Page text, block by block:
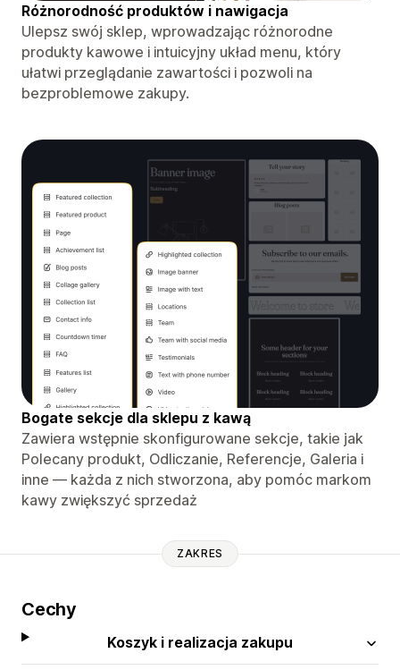
Różnorodność produktów i nawigacja
Ulepsz swój sklep, wprowadzając różnorodne
produkty kawowe i intuicyjny układ menu, który
ułatwi przeglądanie zawartości i pozwoli na
bezproblemowe zakupy.
Bogate sekcje dla sklepu z kawą
Zawiera wstępnie skonfigurowane sekcje, takie jak
Polecany produkt, Odliczanie, Referencje, Galeria i
inne — każda z nich stworzona, aby pomóc markom
kawy zwiększyć sprzedaż
ZAKRES
Cechy
Koszyk i realizacja zakupu